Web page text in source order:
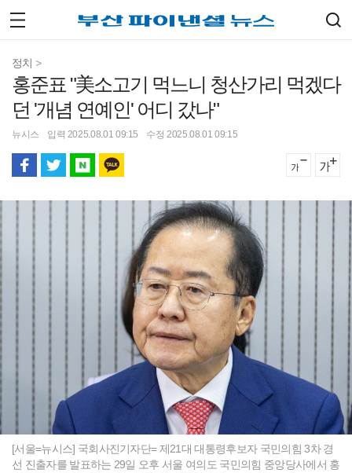
정치 >
홍준표 "美소고기 먹느니 청산가리 먹겠다
던 '개념 연예인' 어디 갔나"
뉴시스 입력 2025.08.01 09:15 수정 2025.08.01 09:15
[서울=뉴시스] 국회사진기자단= 제21대 대통령후보자 국민의힘 3차 경
선 진출자를 발표하는 29일 오후 서울 여의도 국민의힘 중앙당사에서 홍